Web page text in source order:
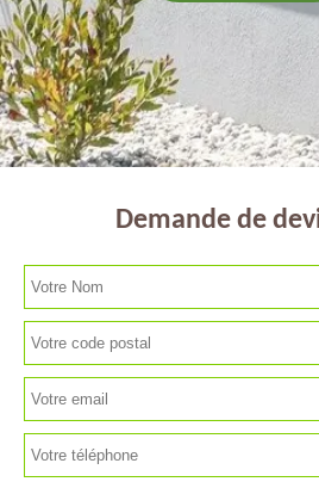
Demande de